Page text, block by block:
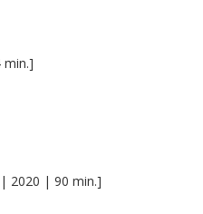
min.]
2020 | 90 min.]